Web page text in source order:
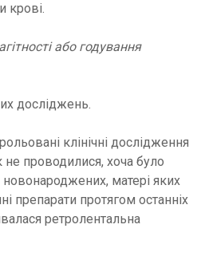
крові.
або годування
досліджень.
клінічні дослідження
не проводилися, хоча було
матері яких
препарати протягом останніх
ретролентальна